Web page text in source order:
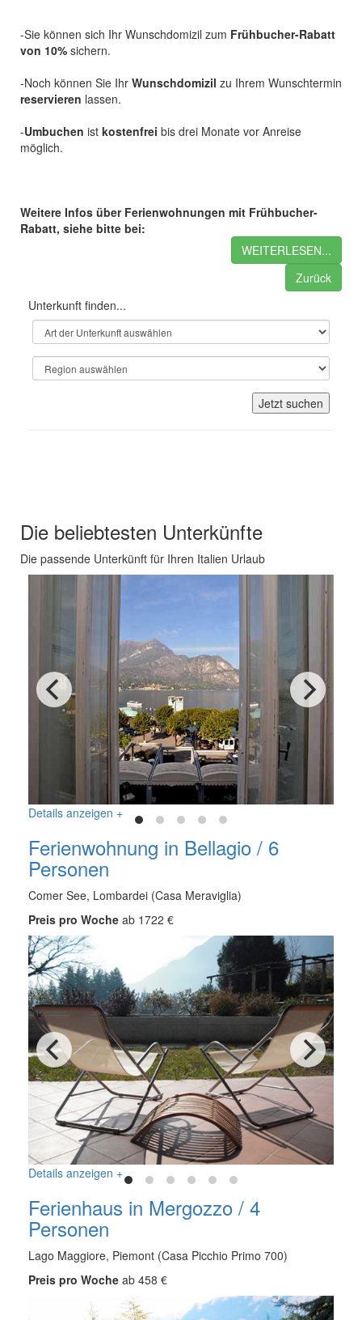
-Sie können sich Ihr Wunschdomizil zum Frühbucher-Rabatt
von 10% sichern.
-Noch können Sie Ihr Wunschdomizil zu Ihrem Wunschtermin
reservieren lassen.
-Umbuchen ist kostenfrei bis drei Monate vor Anreise
möglich.
Weitere Infos über Ferienwohnungen mit Frühbucher-
Rabatt, siehe bitte bei:
WEITERLESEN...
Zurück
Unterkunft finden...
Jetzt suchen
Die beliebtesten Unterkünfte
Die passende Unterkünft für Ihren Italien Urlaub
Details anzeigen +
Ferienwohnung in Bellagio / 6
Personen
Comer See, Lombardei (Casa Meraviglia)
Preis pro Woche ab 1722 €
Details anzeigen +
Ferienhaus in Mergozzo / 4
Personen
Lago Maggiore, Piemont (Casa Picchio Primo 700)
Preis pro Woche ab 458 €